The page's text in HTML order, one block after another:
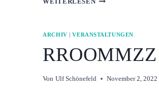
WEITERLESEN
BÜHNE!
ARCHIV |VERANSTALTUNGEN
RROOMMZZ
Von Ulf Schönefeld November 2, 2022